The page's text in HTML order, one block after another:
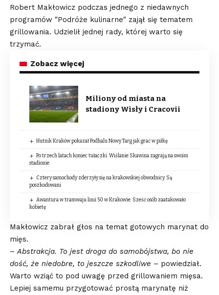
Robert Makłowicz podczas jednego z niedawnych
programów ″Podróże kulinarne″ zajął się tematem
grillowania. Udzielił jednej rady, której warto się
trzymać.
Zobacz więcej
Miliony od miasta na
stadiony Wisły i Cracovii
Hutnik Kraków pokazał Podhalu Nowy Targ jak grać w piłkę
Po trzech latach koniec tułaczki. Wiślanie Skawina zagrają na swoim
stadionie
Cztery samochody zderzyły się na krakowskiej obwodnicy. Są
poszkodowani
Awantura w tramwaju linii 50 w Krakowie. Sześć osób zaatakowało
kobietę
Makłowicz zabrał głos na temat gotowych marynat do
mięs.
–Abstrakcja. To jest droga do samobójstwa, bo nie
dość, że niedobre, to jeszcze szkodliwe – powiedział.
Warto wziąć to pod uwagę przed grillowaniem mięsa.
Lepiej samemu przygotować prostą marynatę niż